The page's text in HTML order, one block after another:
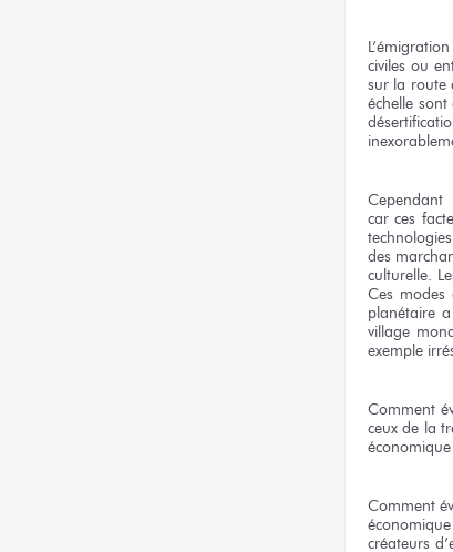
civiles ou
sur la route
échelle
Cependant
car ces
des
culturelle.
Ces modes
planétaire
village
exemple
Comment
ceux de la
Comment
créateurs